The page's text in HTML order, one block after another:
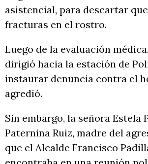
asistencial, para descartar
fracturas en el rostro.
Luego de la evaluación
dirigió hacia la estación de
instaurar denuncia contra el
agredió.
Sin embargo, la señora Estela
Paternina Ruiz, madre del
que el Alcalde Francisco